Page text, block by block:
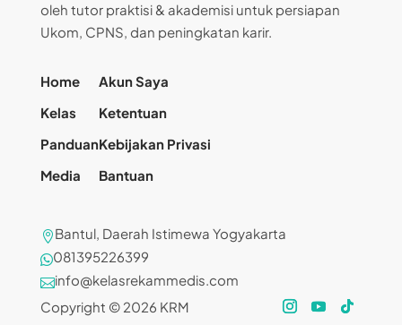
oleh tutor praktisi & akademisi untuk persiapan
Ukom, CPNS, dan peningkatan karir.
Home
Kelas
Panduan
Media
Akun Saya
Ketentuan
Kebijakan Privasi
Bantuan
Bantul, Daerah Istimewa Yogyakarta
081395226399
info@kelasrekammedis.com
Copyright © 2026 KRM